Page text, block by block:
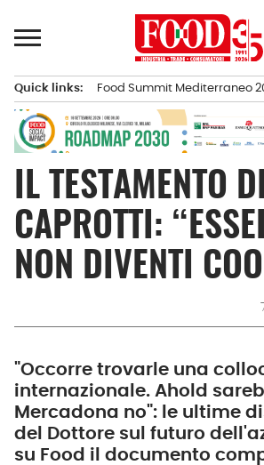
al
principale
Quick links: Food Summit Mediterraneo
IL TESTAMENTO DI
CAPROTTI:
NON DIVENTI
"Occorre trovarle una
internazionale. Ahold
Mercadona no": le ultime
del Dottore sul futuro
su Food il documento